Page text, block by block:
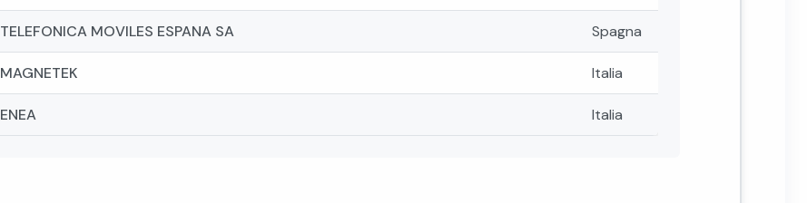
TELEFONICA MOVILES ESPANA SA Spagna
MAGNETEK Italia
ENEA Italia